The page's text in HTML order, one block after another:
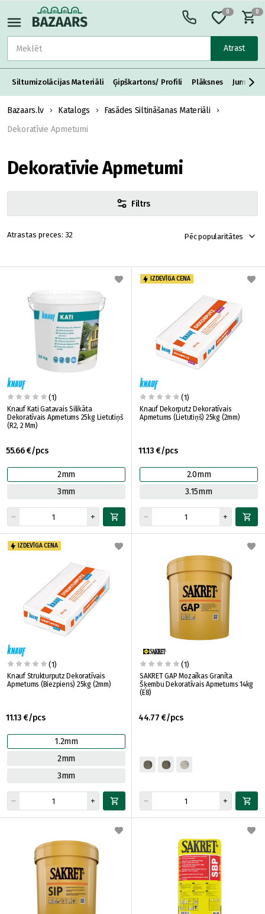
Atrast
0 0
Siltumizolācijas Materiāli Ģipškartons/ Profili Plāksnes Jumta
Bazaars.lv Katalogs
Fasādes Siltināšanas Materiāli
Dekoratīvie Apmetumi
Dekoratīvie Apmetumi
Filtrs
32 Pēc popularitātes
(1)
Knauf Kati Gatavais Silikāta
Dekoratīvais Apmetums 25kg Lietutiņš
(R2, 2 Mm)
55.66 €/pcs
2mm
3mm
IZDEVĪGA CENA
(1)
Knauf Dekorputz Dekoratīvais
Apmetums (Lietutiņš) 25kg (2mm)
11.13 €/pcs
2.0mm
3.15mm
IZDEVĪGA CENA
(1)
Knauf Strukturputz Dekoratīvais
Apmetums (Biezpiens) 25kg (2mm)
11.13 €/pcs
1.2mm
2mm
3mm
(1)
SAKRET GAP Mozaīkas Granīta
Šķembu Dekoratīvais Apmetums 14kg
(E8)
44.77 €/pcs